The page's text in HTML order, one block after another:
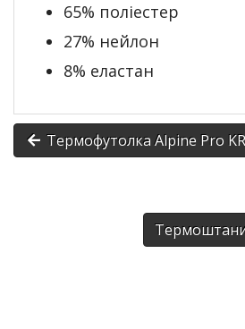
65% поліестер
27% нейлон
8% еластан
Термофутолка Alpine Pro